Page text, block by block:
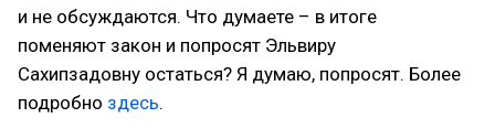
и не обсуждаются. Что думаете – в итоге
поменяют закон и попросят Эльвиру
Сахипзадовну остаться? Я думаю, попросят. Более
подробно здесь.